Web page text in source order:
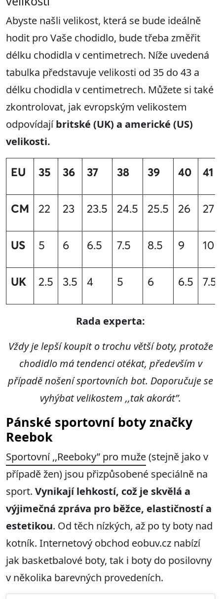
Abyste našli velikost, která se bude ideálně
hodit pro Vaše chodidlo, bude třeba změřit
délku chodidla v centimetrech. Níže uvedená
tabulka představuje velikosti od 35 do 43 a
délku chodidla v centimetrech. Můžete si také
zkontrolovat, jak evropským velikostem
odpovídajíbritské (UK) a americké (US)
velikosti.
EU 35 36 37 38 39 40 41
CM 22 23 23.5 24.5 25.5 26 27
US 5 6 6.5 7.5 8.5 9 10
UK 2.5 3.5 4 5 6 6.5 7.5
Rada experta:
Vždy je lepší koupit o trochu větší boty, protože
chodidlo má tendenci otékat, především v
případě nošení sportovních bot. Doporučuje se
vyhýbat velikostem ,,tak akorát”.
Pánské sportovní boty značky
Reebok
Sportovní ,,Reeboky” pro muže(stejně jako v
případě žen) jsou přizpůsobené speciálně na
sport. Vynikají lehkostí, což je skvělá a
výjimečná zpráva pro běžce, elastičností a
estetikou. Od těch nízkých, až po ty boty nad
kotník. Internetový obchod eobuv.cz nabízí
jak basketbalové boty, tak i boty do posilovny
v několika barevných provedeních.